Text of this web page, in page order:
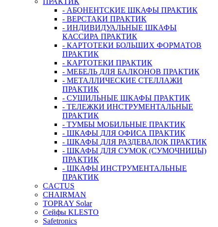
- АБОНЕНТСКИЕ ШКАФЫ ПРАКТИК
- ВЕРСТАКИ ПРАКТИК
- ИНДИВИДУАЛЬНЫЕ ШКАФЫ
КАССИРА ПРАКТИК
- КАРТОТЕКИ БОЛЬШИХ ФОРМАТОВ
ПРАКТИК
- КАРТОТЕКИ ПРАКТИК
- МЕБЕЛЬ ДЛЯ БАЛКОНОВ ПРАКТИК
- МЕТАЛЛИЧЕСКИЕ СТЕЛЛАЖИ
ПРАКТИК
- СУШИЛЬНЫЕ ШКАФЫ ПРАКТИК
- ТЕЛЕЖКИ ИНСТРУМЕНТАЛЬНЫЕ
ПРАКТИК
- ТУМБЫ МОБИЛЬНЫЕ ПРАКТИК
- ШКАФЫ ДЛЯ ОФИСА ПРАКТИК
- ШКАФЫ ДЛЯ РАЗДЕВАЛОК ПРАКТИК
- ШКАФЫ ДЛЯ СУМОК (СУМОЧНИЦЫ)
ПРАКТИК
- ШКАФЫ ИНСТРУМЕНТАЛЬНЫЕ
ПРАКТИК
CACTUS
CHAIRMAN
TOPRAY Solar
Сейфы KLESTO
Safetronics